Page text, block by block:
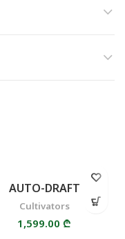
AUTO-DRAFT
Cultivators
1,599.00 ₾